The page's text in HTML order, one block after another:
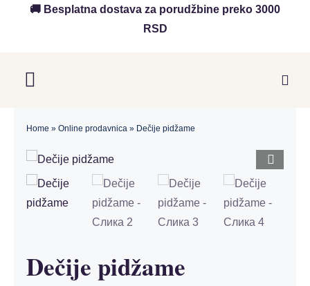
🚚 Besplatna dostava za porudžbine preko 3000
RSD
Toggle
Početna
Akcija
O nama
Blog
Home » Online prodavnica» Dečije pidžame
Dečije pidžame